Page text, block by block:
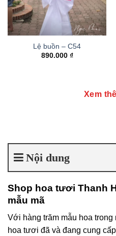
Lệ buồn – C54
890.000 ₫
Xem
Nội dung
Shop hoa tươi Thanh
mẫu mã
Với hàng trăm mẫu hoa
hoa tươi đã và đang cung